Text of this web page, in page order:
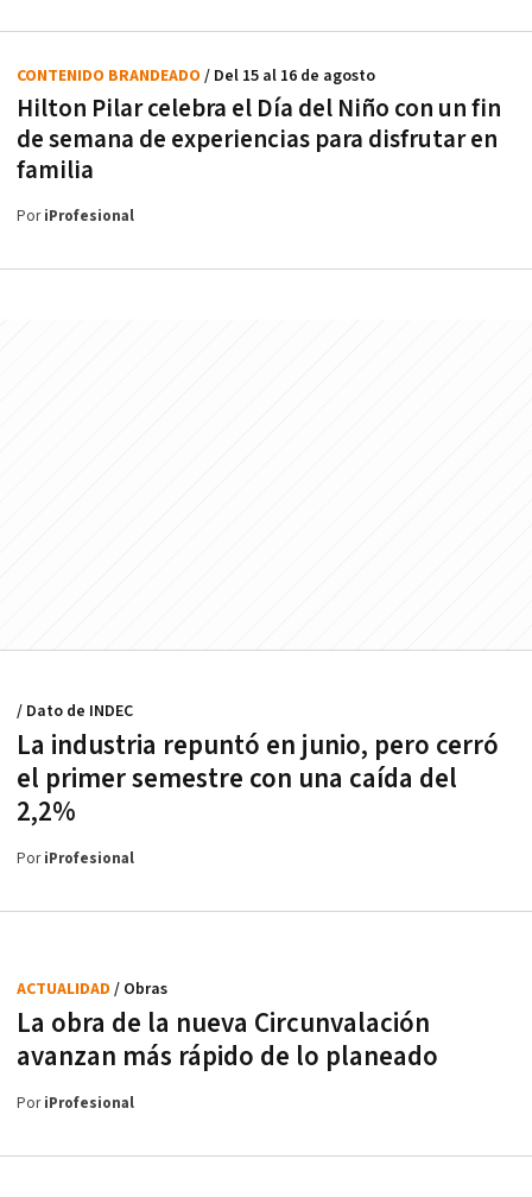
Hilton Pilar celebra el Día del Niño con un fin
de semana de experiencias para disfrutar en
familia
CONTENIDO BRANDEADO / Del 15 al 16 de agosto
PoriProfesional
La industria repuntó en junio, pero cerró
el primer semestre con una caída del
2,2%
/ Dato de INDEC
PoriProfesional
La obra de la nueva Circunvalación
avanzan más rápido de lo planeado
ACTUALIDAD / Obras
PoriProfesional